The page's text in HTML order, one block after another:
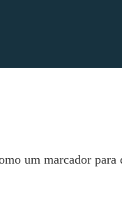
um marcador para